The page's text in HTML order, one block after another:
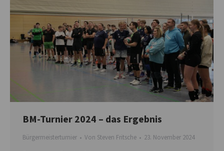
BM-Turnier 2024 – das Ergebnis
Bürgermeisterturnier Von Steven Fritsche 23. November 2024